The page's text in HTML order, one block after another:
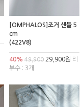
[OMPHALOS]조거 샌들 5
cm
(422V8)
40% 49,90029,900원 리
뷰수 : 3개